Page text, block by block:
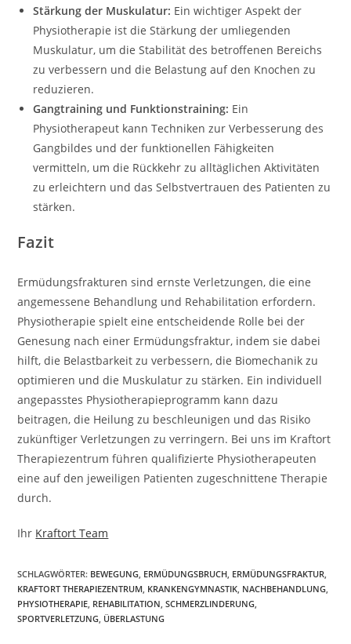
Stärkung der Muskulatur: Ein wichtiger Aspekt der
Physiotherapie ist die Stärkung der umliegenden
Muskulatur, um die Stabilität des betroffenen Bereichs
zu verbessern und die Belastung auf den Knochen zu
reduzieren.
Gangtraining und Funktionstraining: Ein
Physiotherapeut kann Techniken zur Verbesserung des
Gangbildes und der funktionellen Fähigkeiten
vermitteln, um die Rückkehr zu alltäglichen Aktivitäten
zu erleichtern und das Selbstvertrauen des Patienten zu
stärken.
Fazit
Ermüdungsfrakturen sind ernste Verletzungen, die eine
angemessene Behandlung und Rehabilitation erfordern.
Physiotherapie spielt eine entscheidende Rolle bei der
Genesung nach einer Ermüdungsfraktur, indem sie dabei
hilft, die Belastbarkeit zu verbessern, die Biomechanik zu
optimieren und die Muskulatur zu stärken. Ein individuell
angepasstes Physiotherapieprogramm kann dazu
beitragen, die Heilung zu beschleunigen und das Risiko
zukünftiger Verletzungen zu verringern. Bei uns im Kraftort
Therapiezentrum führen qualifizierte Physiotherapeuten
eine auf den jeweiligen Patienten zugeschnittene Therapie
durch.
Ihr Kraftort Team
SCHLAGWÖRTER: BEWEGUNG ERMÜDUNGSBRUCH ERMÜDUNGSFRAKTUR
KRAFTORT THERAPIEZENTRUM KRANKENGYMNASTIK NACHBEHANDLUNG
PHYSIOTHERAPIE REHABILITATION SCHMERZLINDERUNG
SPORTVERLETZUNG ÜBERLASTUNG